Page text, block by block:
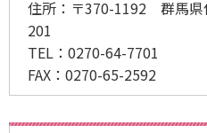
住所： 〒370-1192 群馬県
201
TEL： 0270-64-7701
FAX： 0270-65-2592